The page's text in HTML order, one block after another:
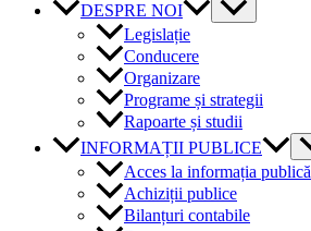
DESPRE NOI
Legislație
Conducere
Organizare
Programe și strategii
Rapoarte și studii
INFORMAȚII PUBLICE
Acces la informația publică
Achiziții publice
Bilanțuri contabile